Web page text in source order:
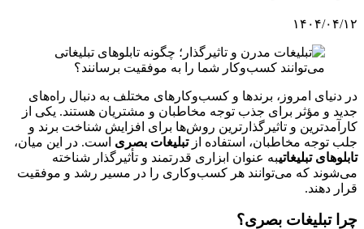
۱۴۰۴/۰۴/۱۲
در دنیای امروز، برندها و کسب‌وکارهای مختلف به دنبال راه‌های
جدید و مؤثر برای جذب توجه مخاطبان و مشتریان هستند. یکی از
کارآمدترین و تاثیرگذارترین روش‌ها برای افزایش شناخت برند و
جلب توجه مخاطبان، استفاده ازتبلیغات بصری است. در این میان،
تابلوهای تبلیغاتیبه عنوان ابزاری قدرتمند و تأثیرگذار شناخته
می‌شوند که می‌توانند هر کسب‌وکاری را در مسیر رشد و موفقیت
قرار دهند.
چرا تبلیغات بصری؟